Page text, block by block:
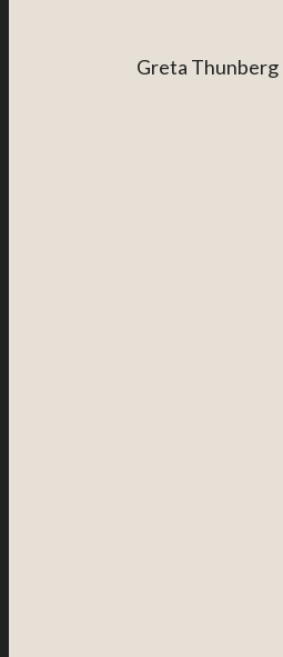
Greta Thunberg